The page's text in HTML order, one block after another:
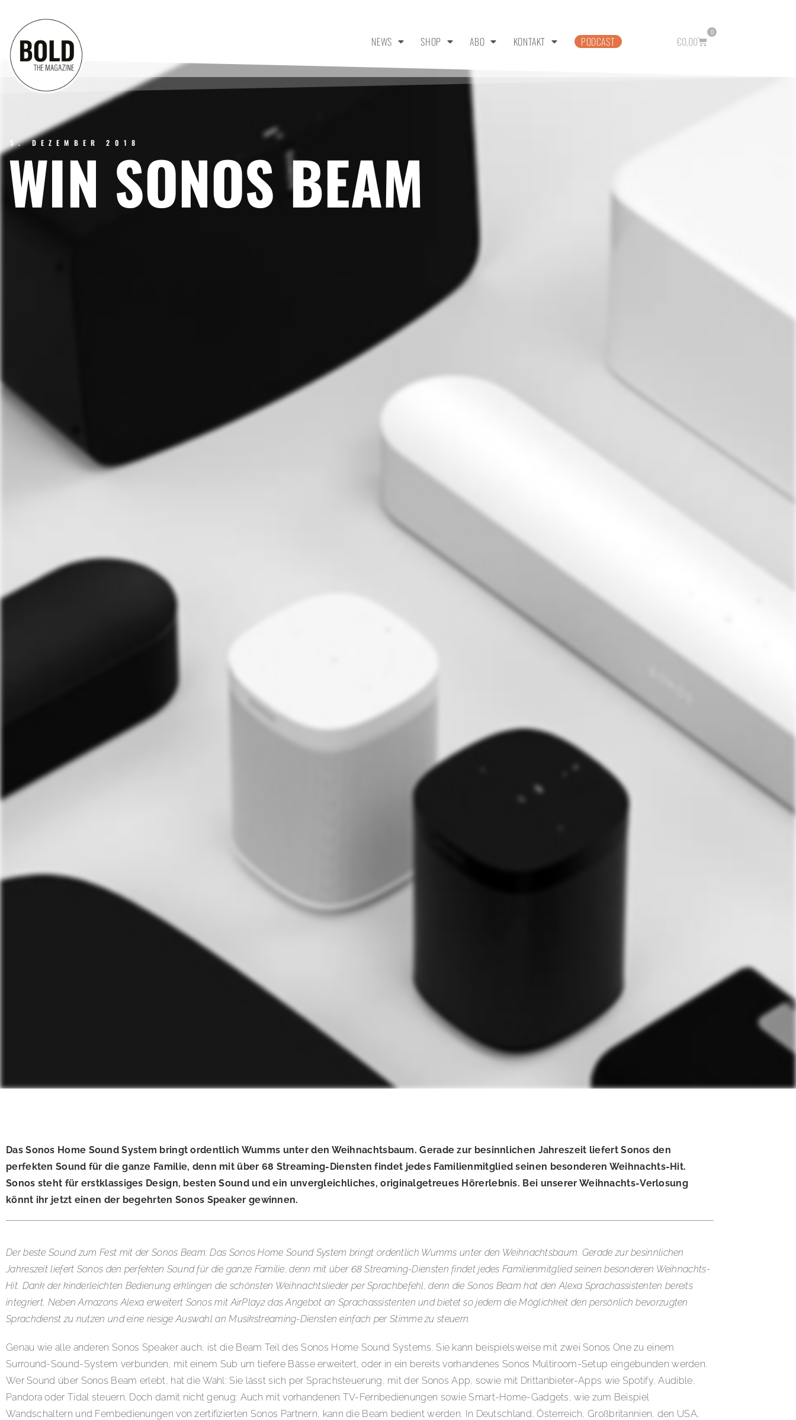
NEWS SHOP ABO KONTAKT PODCAST €0,00
0
5. DEZEMBER 2018
WIN SONOS BEAM
Das Sonos Home Sound System bringt ordentlich Wumms unter den Weihnachtsbaum. Gerade zur besinnlichen Jahreszeit liefert Sonos den
perfekten Sound für die ganze Familie, denn mit über 68 Streaming-Diensten findet jedes Familienmitglied seinen besonderen Weihnachts-Hit.
Sonos steht für erstklassiges Design, besten Sound und ein unvergleichliches, originalgetreues Hörerlebnis. Bei unserer Weihnachts-Verlosung
könnt ihr jetzt einen der begehrten Sonos Speaker gewinnen.
Der beste Sound zum Fest mit der Sonos Beam: Das Sonos Home Sound System bringt ordentlich Wumms unter den Weihnachtsbaum. Gerade zur besinnlichen
Jahreszeit liefert Sonos den perfekten Sound für die ganze Familie, denn mit über 68 Streaming-Diensten findet jedes Familienmitglied seinen besonderen Weihnachts-
Hit. Dank der kinderleichten Bedienung erklingen die schönsten Weihnachtslieder per Sprachbefehl, denn die Sonos Beam hat den Alexa Sprachassistenten bereits
integriert. Neben Amazons Alexa erweitert Sonos mit AirPlay2 das Angebot an Sprachassistenten und bietet so jedem die Möglichkeit den persönlich bevorzugten
Sprachdienst zu nutzen und eine riesige Auswahl an Musikstreaming-Diensten einfach per Stimme zu steuern.
Genau wie alle anderen Sonos Speaker auch, ist die Beam Teil des Sonos Home Sound Systems. Sie kann beispielsweise mit zwei Sonos One zu einem
Surround-Sound-System verbunden, mit einem Sub um tiefere Bässe erweitert, oder in ein bereits vorhandenes Sonos Multiroom-Setup eingebunden werden.
Wer Sound über Sonos Beam erlebt, hat die Wahl: Sie lässt sich per Sprachsteuerung, mit der Sonos App, sowie mit Drittanbieter-Apps wie Spotify, Audible,
Pandora oder Tidal steuern. Doch damit nicht genug: Auch mit vorhandenen TV-Fernbedienungen sowie Smart-Home-Gadgets, wie zum Beispiel
Wandschaltern und Fernbedienungen von zertifizierten Sonos Partnern, kann die Beam bedient werden. In Deutschland, Österreich, Großbritannien, den USA,